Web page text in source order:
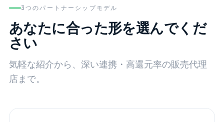
3つのパートナーシップモデル
あなたに合った形を選んでくだ
さい
気軽な紹介から、深い連携・高還元率の販売代理
店まで。